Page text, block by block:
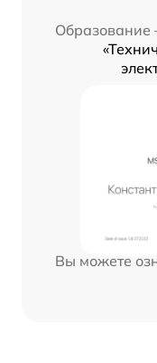
Образование
Вы можете